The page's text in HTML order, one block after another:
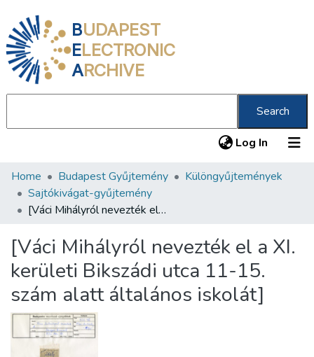
BUDAPEST
ELECTRONIC
ARCHIVE
Search
Log In (current)
Communities & Collections
All of DSpace
About us
Home Budapest Gyűjtemény
Különgyűjtemények
Sajtókivágat-gyűjtemény
[Váci Mihályról nevezték el a XI. kerületi Bikszádi utca 11-15. szám alatt általános iskolát]
[Váci Mihályról nevezték el a XI.
kerületi Bikszádi utca 11-15.
szám alatt általános iskolát]